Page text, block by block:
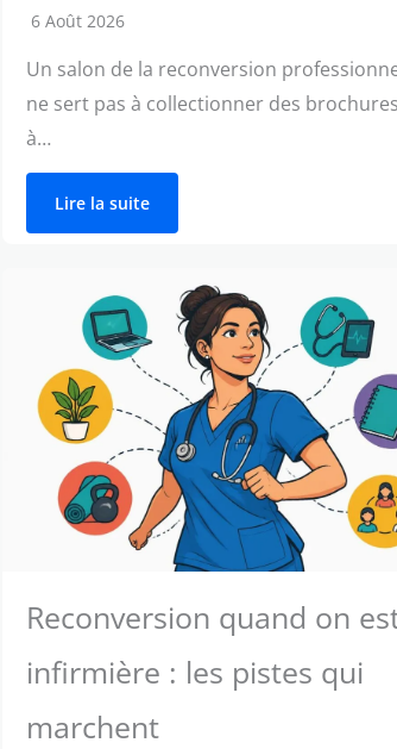
6 Août 2026
Un salon de la reconversion
ne sert pas à collectionner des
à…
Lire la suite
Reconversion quand on
infirmière : les pistes qui
marchent